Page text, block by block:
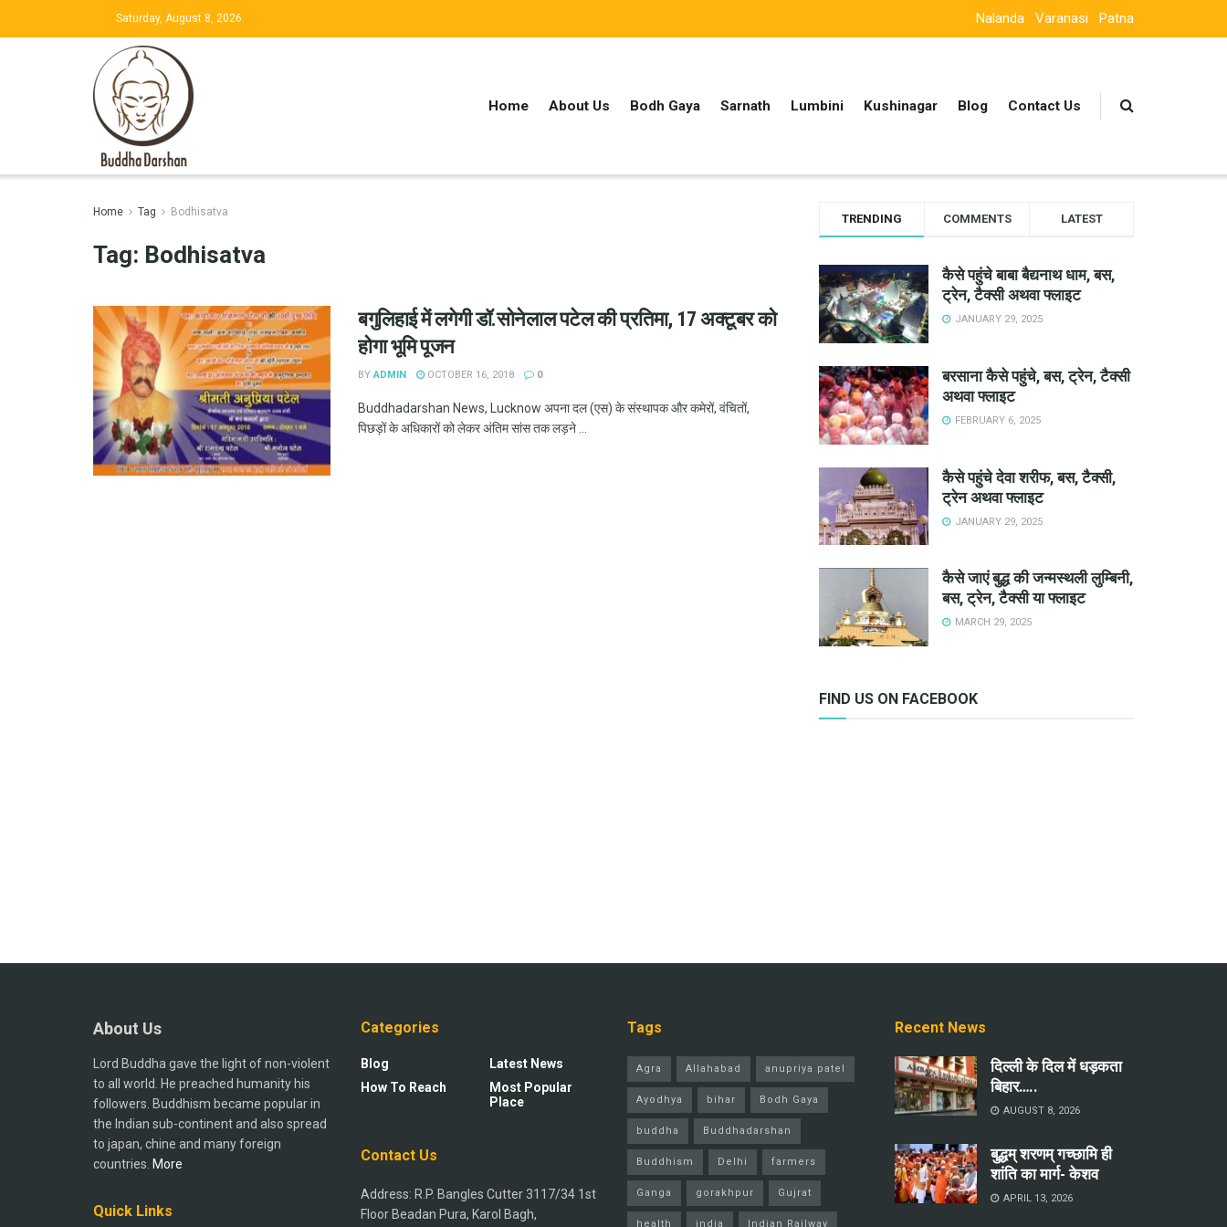
Saturday, August 8, 2026 Nalanda Varanasi Patna
Home About Us Bodh Gaya Sarnath Lumbini Kushinagar Blog Contact Us
Home Tag Bodhisatva
Tag: Bodhisatva
बगुलिहाई में लगेगी डॉ.सोनेलाल पटेल की प्रतिमा, 17 अक्टूबर को
होगा भूमि पूजन
BY ADMIN OCTOBER 16, 2018 0
Buddhadarshan News, Lucknow अपना दल (एस) के संस्थापक और कमेरों, वंचितों,
पिछड़ों के अधिकारों को लेकर अंतिम सांस तक लड़ने ...
TRENDING COMMENTS LATEST
कैसे पहुंचे बाबा बैद्यनाथ धाम, बस,
ट्रेन, टैक्सी अथवा फ्लाइट
JANUARY 29, 2025
बरसाना कैसे पहुंचे, बस, ट्रेन, टैक्सी
अथवा फ्लाइट
FEBRUARY 6, 2025
कैसे पहुंचे देवा शरीफ, बस, टैक्सी,
ट्रेन अथवा फ्लाइट
JANUARY 29, 2025
कैसे जाएं बुद्ध की जन्मस्थली लुम्बिनी,
बस, ट्रेन, टैक्सी या फ्लाइट
MARCH 29, 2025
FIND US ON FACEBOOK
About Us
Lord Buddha gave the light of non-violent
to all world. He preached humanity his
followers. Buddhism became popular in
the Indian sub-continent and also spread
to japan, chine and many foreign
countries. More
Quick Links
Categories
Blog
How To Reach
Latest News
Most Popular
Place
Contact Us
Address: R.P. Bangles Cutter 3117/34 1st
Floor Beadan Pura, Karol Bagh,
Tags
Agra Allahabad anupriya patel
Ayodhya bihar Bodh Gaya
buddha Buddhadarshan
Buddhism Delhi farmers
Ganga gorakhpur Gujrat
health india Indian Railway
Recent News
दिल्ली के दिल में धड़कता
बिहार…..
AUGUST 8, 2026
बुद्धम् शरणम् गच्छामि ही
शांति का मार्ग- केशव
APRIL 13, 2026